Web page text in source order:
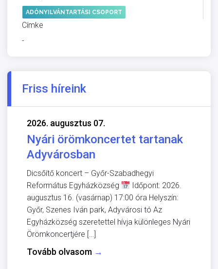
ADÓNYILVÁNTARTÁSI CSOPORT
Címke
-
Friss híreink
2026. augusztus 07.
Nyári örömkoncertet tartanak
Adyvárosban
Dicsőítő koncert – Győr-Szabadhegyi
Református Egyházközség
Időpont: 2026.
augusztus 16. (vasárnap) 17:00 óra Helyszín:
Győr, Szenes Iván park, Adyvárosi tó Az
Egyházközség szeretettel hívja különleges Nyári
Örömkoncertjére […]
Tovább olvasom →